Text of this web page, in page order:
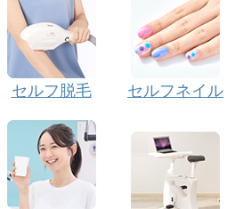
セルフ脱毛 セルフネイル